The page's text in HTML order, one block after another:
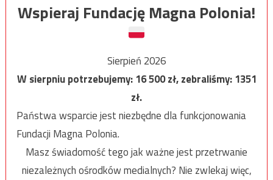
Wspieraj Fundację Magna Polonia!
Sierpień 2026
W sierpniu potrzebujemy:16 500zł, zebraliśmy:1351
zł.
Państwa wsparcie jest niezbędne dla funkcjonowania
Fundacji Magna Polonia.
Masz świadomość tego jak ważne jest przetrwanie
niezależnych ośrodków medialnych? Nie zwlekaj więc,